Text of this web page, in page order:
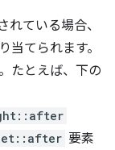
ている場合、
当てられます。
たとえば、下の
要素